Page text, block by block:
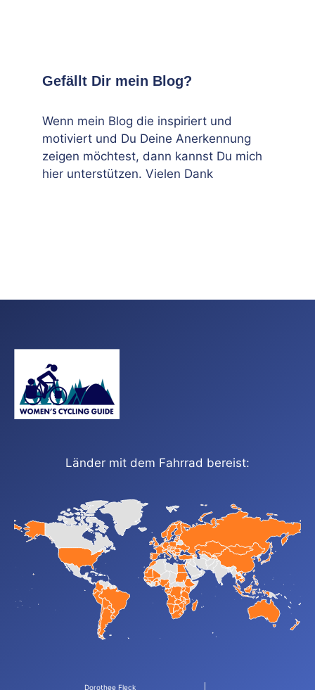
Gefällt Dir mein Blog?
Wenn mein Blog die inspiriert und
motiviert und Du Deine Anerkennung
zeigen möchtest, dann kannst Du mich
hier unterstützen. Vielen Dank
Länder mit dem Fahrrad bereist:
Dorothee Fleck